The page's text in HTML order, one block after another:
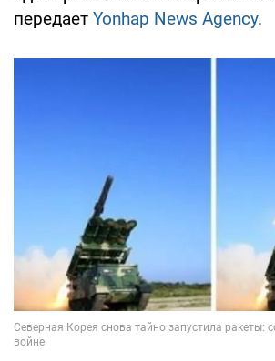
передает Yonhap News Agency.